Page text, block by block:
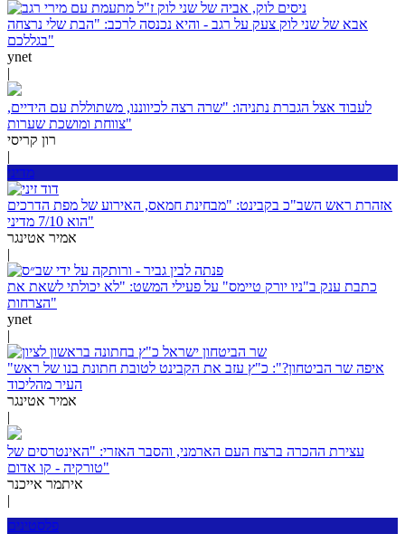
אבא של שני לוק צעק על רגב - והיא נכנסה לרכב: "הבת שלי נרצחה
בגללכם"
ynet
|
לעבוד אצל הגברת נתניהו: "שרה רצה לכיווננו, משתוללת עם הידיים,
צווחת ומושכת שערות"
רון קריסי
|
מדיני
אזהרת ראש השב"כ בקבינט: "מבחינת חמאס, האירוע של מפת הדרכים
הוא 7/10 מדיני"
אמיר אטינגר
|
כתבת ענק ב"ניו יורק טיימס" על פעילי המשט: "לא יכולתי לשאת את
הצרחות"
ynet
|
"איפה שר הביטחון?": כ"ץ עזב את הקבינט לטובת חתונת בנו של ראש
העיר מהליכוד
אמיר אטינגר
|
עצירת ההכרה ברצח העם הארמני, והסבר האזרי: "האינטרסים של
טורקיה - קו אדום"
איתמר אייכנר
|
פלסטינים